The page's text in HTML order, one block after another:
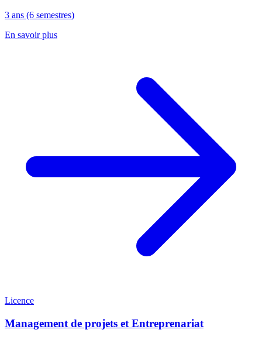
3 ans (6 semestres)
En savoir plus
Licence
Management de projets et Entreprenariat